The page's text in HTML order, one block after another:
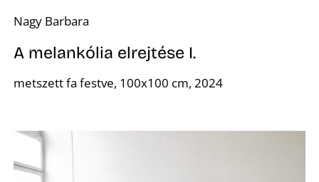
Nagy Barbara
A melankólia elrejtése I.
metszett fa festve, 100x100 cm, 2024